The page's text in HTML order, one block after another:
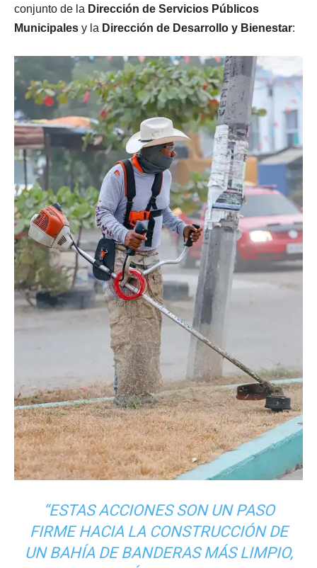
conjunto de la Dirección de Servicios Públicos
Municipales y la Dirección de Desarrollo y Bienestar:
“ESTAS ACCIONES SON UN PASO
FIRME HACIA LA CONSTRUCCIÓN DE
UN BAHÍA DE BANDERAS MÁS LIMPIO,